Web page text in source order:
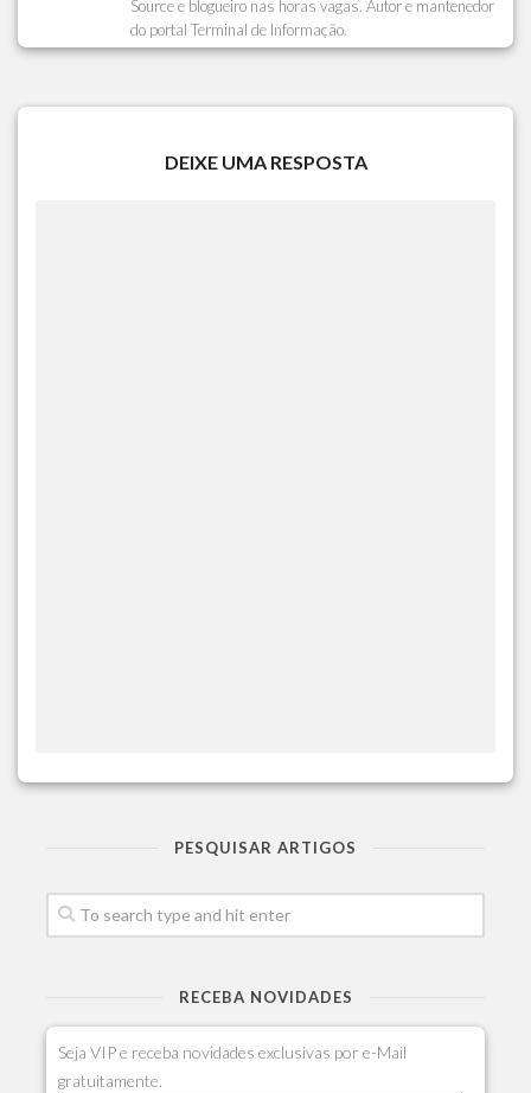
Source e blogueiro nas horas vagas. Autor e mantenedor
do portal Terminal de Informação.
DEIXE UMA RESPOSTA
PESQUISAR ARTIGOS
RECEBA NOVIDADES
Seja VIP e receba novidades exclusivas por e-Mail
gratuitamente.